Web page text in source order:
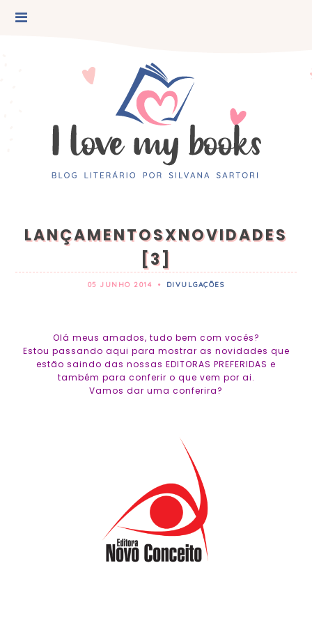
LANÇAMENTOSXNOVIDADES
[3]
05 JUNHO 2014 • DIVULGAÇÕES
Olá meus amados, tudo bem com vocês?
Estou passando aqui para mostrar as novidades que
estão saindo das nossas EDITORAS PREFERIDAS e
também para conferir o que vem por ai.
Vamos dar uma conferira?